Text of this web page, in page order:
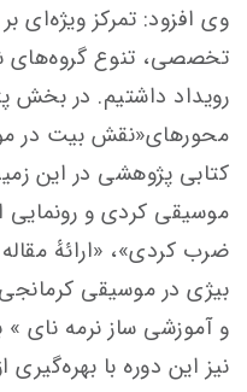
وی افزود: تمرکز ویژه‌ای
تخصصی، تنوع گروه‌های
رویداد داشتیم. در بخش
محورهای«نقش بیت در
کتابی پژوهشی در این
موسیقی کردی و رونمایی
ضرب کردی»، «ارائهٔ
بیژی در موسیقی
و آموزشی ساز نرمه نای »
نیز این دوره با